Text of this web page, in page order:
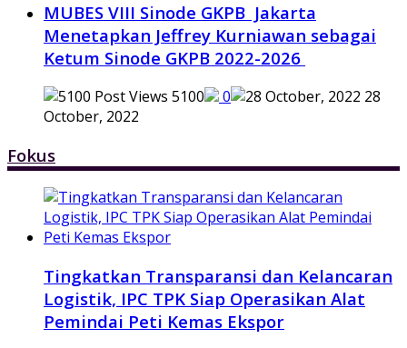
MUBES VIII Sinode GKPB Jakarta
Menetapkan Jeffrey Kurniawan sebagai
Ketum Sinode GKPB 2022-2026
5100 0
28
October, 2022
Fokus
Tingkatkan Transparansi dan Kelancaran
Logistik, IPC TPK Siap Operasikan Alat
Pemindai Peti Kemas Ekspor